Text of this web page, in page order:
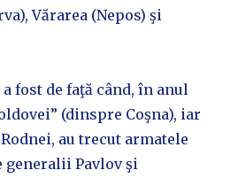
Vărarea (Nepos) şi
fost de faţă când, în anul
(dinspre Coşna), iar
au trecut armatele
generalii Pavlov şi